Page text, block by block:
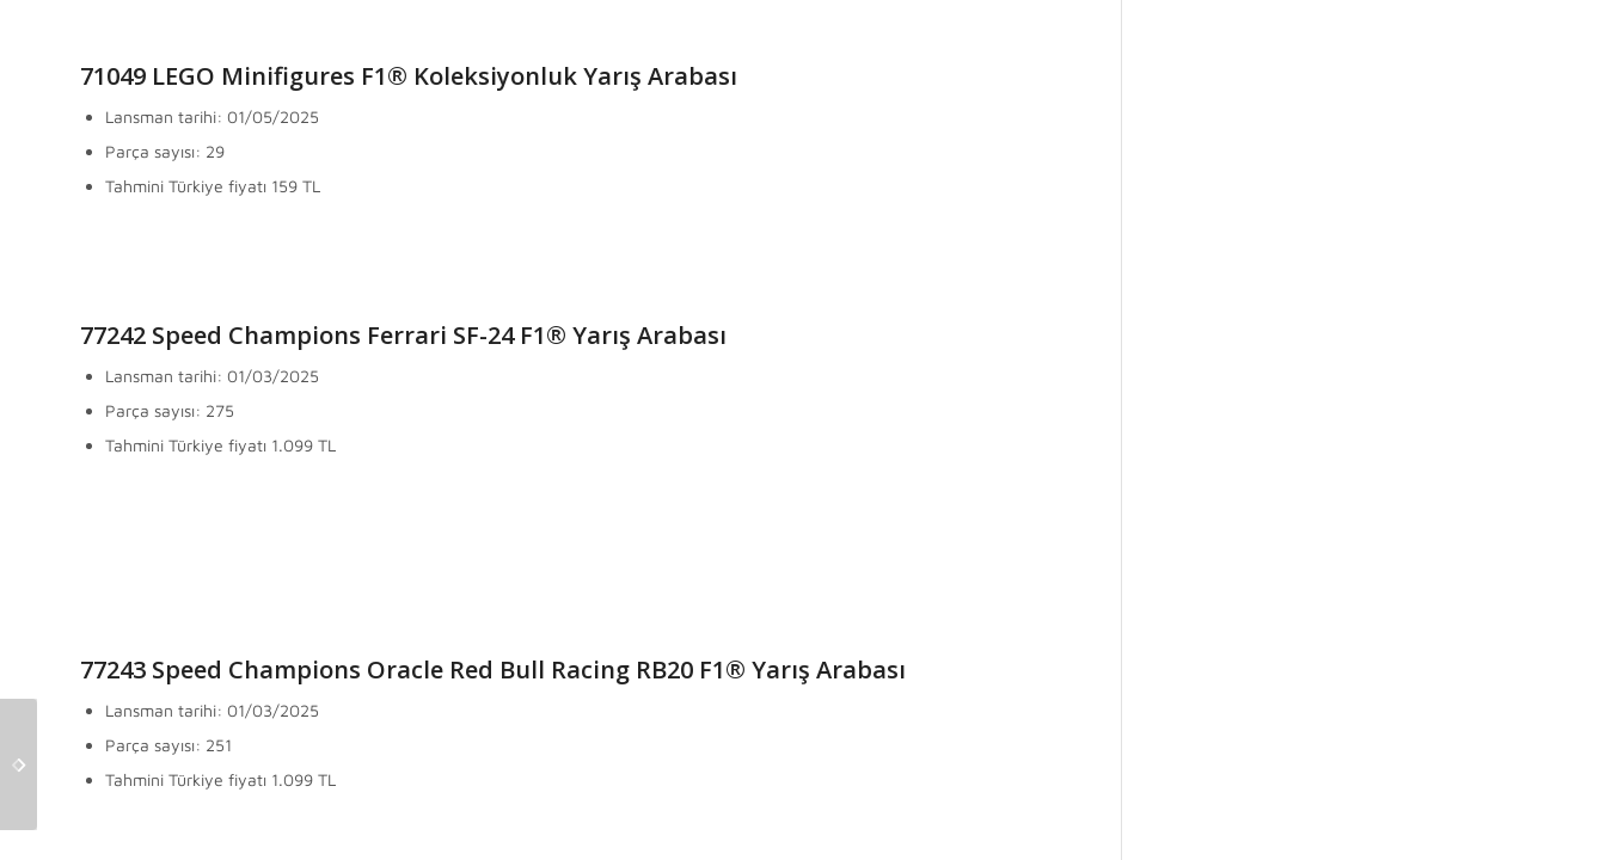
71049 LEGO Minifigures F1® Koleksiyonluk Yarış Arabası
Lansman tarihi: 01/05/2025
Parça sayısı: 29
Tahmini Türkiye fiyatı 159 TL
77242 Speed Champions Ferrari SF-24 F1® Yarış Arabası
Lansman tarihi: 01/03/2025
Parça sayısı: 275
Tahmini Türkiye fiyatı 1.099 TL
77243 Speed Champions Oracle Red Bull Racing RB20 F1® Yarış Arabası
Lansman tarihi: 01/03/2025
Parça sayısı: 251
Tahmini Türkiye fiyatı 1.099 TL
Setleri Duyuruldu
(10342-10343-10344-
Modüler
Seti Tudor